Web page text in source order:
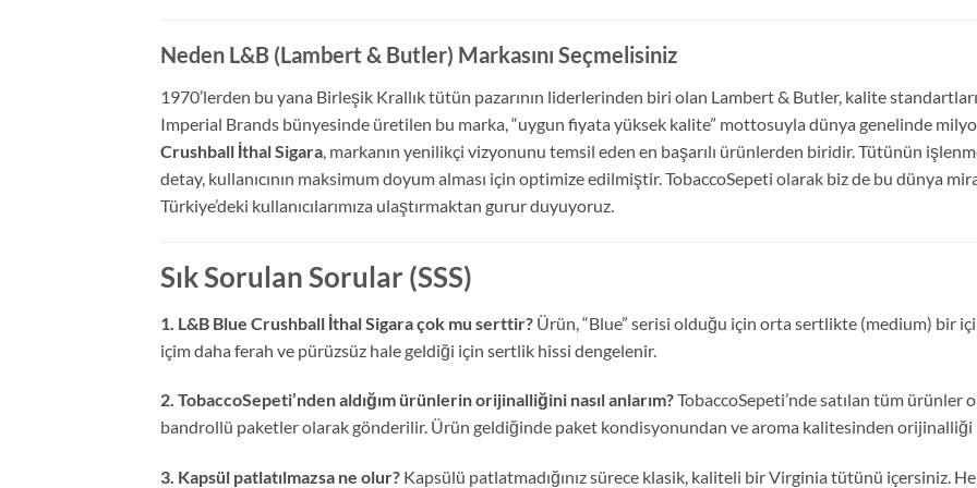
Neden L&B (Lambert & Butler) Markasını Seçmelisiniz
1970’lerden bu yana Birleşik Krallık tütün pazarının liderlerinden biri olan Lambert & Butler, kalite
Imperial Brands bünyesinde üretilen bu marka,“uygun fiyata yüksek kalite” mottosuyla dünya genelinde
Crushball İthal Sigara, markanın yenilikçi vizyonunu temsil eden en başarılı ürünlerden biridir.Tütünün
detay, kullanıcının maksimum doyum alması için optimize edilmiştir.TobaccoSepeti olarak biz de bu dünya
Türkiye’deki kullanıcılarımıza ulaştırmaktan gurur duyuyoruz.
Sık Sorulan Sorular (SSS)
1. L&B Blue Crushball İthal Sigara çok mu serttir? Ürün, “Blue” serisi olduğu için orta sertlikte (medium) bir
içim daha ferah ve pürüzsüz hale geldiği için sertlik hissi dengelenir.
2. TobaccoSepeti’nden aldığım ürünlerin orijinalliğini nasıl anlarım?TobaccoSepeti’nde satılan tüm
bandrollü paketler olarak gönderilir. Ürün geldiğinde paket kondisyonundan ve aroma kalitesinden
3. Kapsül patlatılmazsa ne olur? Kapsülü patlatmadığınız sürece klasik, kaliteli bir Virginia tütünü içersiniz.